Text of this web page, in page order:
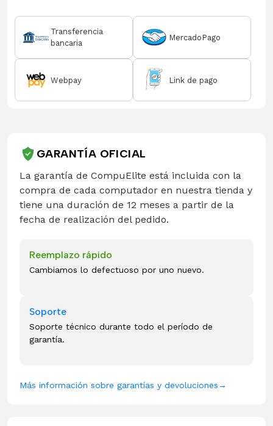
Transferencia
bancaria
MercadoPago
Webpay Link de pago
GARANTÍA OFICIAL
La garantía de CompuElite está incluida con la
compra de cada computador en nuestra tienda y
tiene una duración de 12 meses a partir de la
fecha de realización del pedido.
Reemplazo rápido
Cambiamos lo defectuoso por uno nuevo.
Soporte
Soporte técnico durante todo el período de
garantía.
Más información sobre garantías y devoluciones→